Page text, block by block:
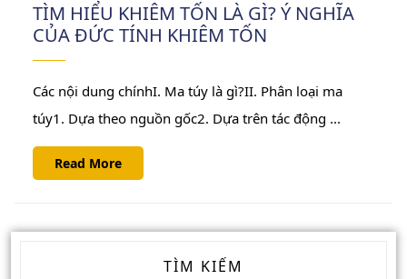
TÌM HIỂU KHIÊM TỐN LÀ GÌ? Ý NGHĨA
CỦA ĐỨC TÍNH KHIÊM TỐN
Các nội dung chínhI. Ma túy là gì?II. Phân loại ma
túy1. Dựa theo nguồn gốc2. Dựa trên tác động ...
Read MoreRead
More
TÌM KIẾM